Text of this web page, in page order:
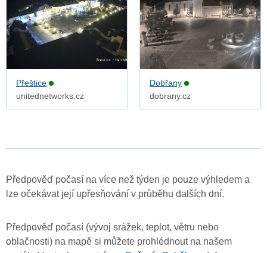
Přeštice
unitednetworks.cz
Dobřany
dobrany.cz
Předpověď počasí na více než týden je pouze výhledem a
lze očekávat její upřesňování v průběhu dalších dní.
Předpověď počasí (vývoj srážek, teplot, větru nebo
oblačnosti) na mapě si můžete prohlédnout na našem